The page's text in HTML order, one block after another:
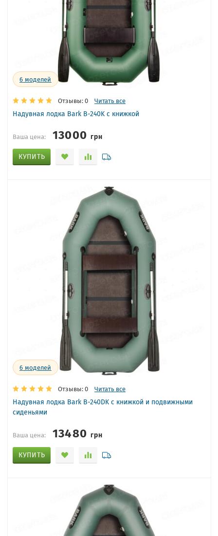
6 моделей
Отзывы: 0 Читать все
Надувная лодка Bark B-240K с книжкой
Ваша цена: 13000грн
КУПИТЬ
6 моделей
Отзывы: 0 Читать все
Надувная лодка Bark B-240DK с книжкой и подвижными
сиденьями
Ваша цена: 13480грн
КУПИТЬ